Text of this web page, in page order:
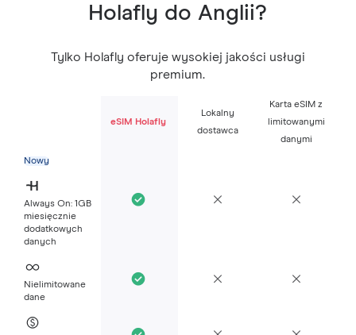
Holafly do Anglii?
Tylko Holafly oferuje wysokiej jakości usługi
premium.
eSIM Holafly
Lokalny
dostawca
Karta eSIM z
limitowanymi
danymi
Nowy
Always On: 1GB
miesięcznie
dodatkowych
danych
Nielimitowane
dane